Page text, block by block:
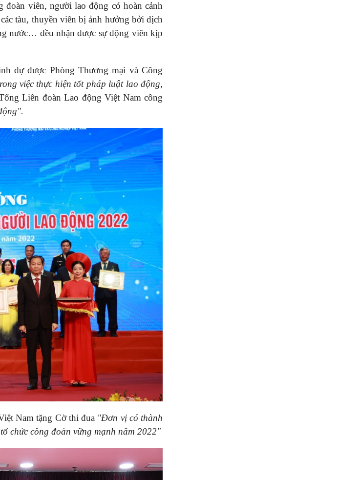
viên, người lao động có hoàn cảnh
tàu, thuyền viên bị ảnh hưởng bởi dịch
nước… đều nhận được sự động viên kịp
dự được Phòng Thương mại và Công
việc thực hiện tốt pháp luật lao động,
Liên đoàn Lao động Việt Nam công
Nam tặng Cờ thi đua "Đơn vị có thành
chức công đoàn vững mạnh năm 2022"